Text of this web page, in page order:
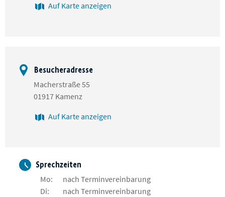
Auf Karte anzeigen
Besucheradresse
Macherstraße 55
01917 Kamenz
Auf Karte anzeigen
Sprechzeiten
Mo:
nach Terminvereinbarung
Di:
nach Terminvereinbarung